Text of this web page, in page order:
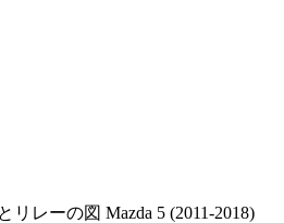
リレーの図 Mazda 5 (2011-2018)